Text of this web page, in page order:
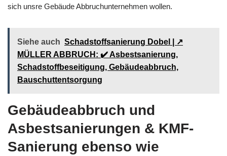
sich unsre Gebäude Abbruchunternehmen wollen.
Siehe auch Schadstoffsanierung Dobel | ↗️
MÜLLER ABBRUCH: ✔️ Asbestsanierung,
Schadstoffbeseitigung, Gebäudeabbruch,
Bauschuttentsorgung
Gebäudeabbruch und
Asbestsanierungen & KMF-
Sanierung ebenso wie